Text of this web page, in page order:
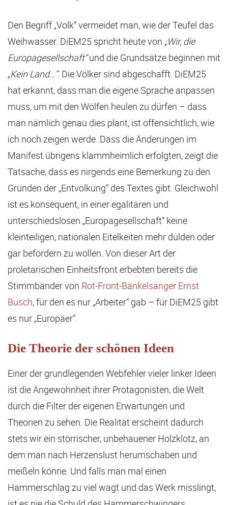
Den Begriff „Volk“ vermeidet man, wie der Teufel das
Weihwasser. DiEM25 spricht heute von „Wir, die
Europagesellschaft“und die Grundsätze beginnen mit
„Kein Land…“. Die Völker sind abgeschafft. DiEM25
hat erkannt, dass man die eigene Sprache anpassen
muss, um mit den Wölfen heulen zu dürfen – dass
man nämlich genau dies plant, ist offensichtlich, wie
ich noch zeigen werde. Dass die Änderungen im
Manifest übrigens klammheimlich erfolgten, zeigt die
Tatsache, dass es nirgends eine Bemerkung zu den
Gründen der „Entvolkung“ des Textes gibt. Gleichwohl
ist es konsequent, in einer egalitären und
unterschiedslosen „Europagesellschaft“ keine
kleinteiligen, nationalen Eitelkeiten mehr dulden oder
gar befördern zu wollen. Von dieser Art der
proletarischen Einheitsfront erbebten bereits die
Stimmbänder von Rot-Front-Bänkelsänger Ernst
Busch, für den es nur „Arbeiter“ gab – für DiEM25 gibt
es nur „Europäer“.
Die Theorie der schönen Ideen
Einer der grundlegenden Webfehler vieler linker Ideen
ist die Angewohnheit ihrer Protagonisten, die Welt
durch die Filter der eigenen Erwartungen und
Theorien zu sehen. Die Realität erscheint dadurch
stets wir ein störrischer, unbehauener Holzklotz, an
dem man nach Herzenslust herumschaben und
meißeln könne. Und falls man mal einen
Hammerschlag zu viel wagt und das Werk misslingt,